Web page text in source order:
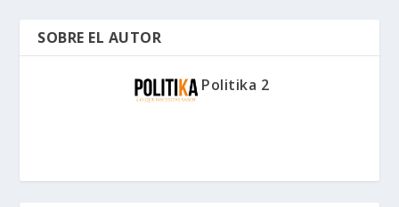
SOBRE EL AUTOR
Politika 2